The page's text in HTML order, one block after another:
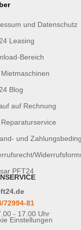
und Datenschutz
Leasing
Bereich
Blog
auf Rechnung
und
PFT24
Einstellungen
72994-81
- 17.00 Uhr